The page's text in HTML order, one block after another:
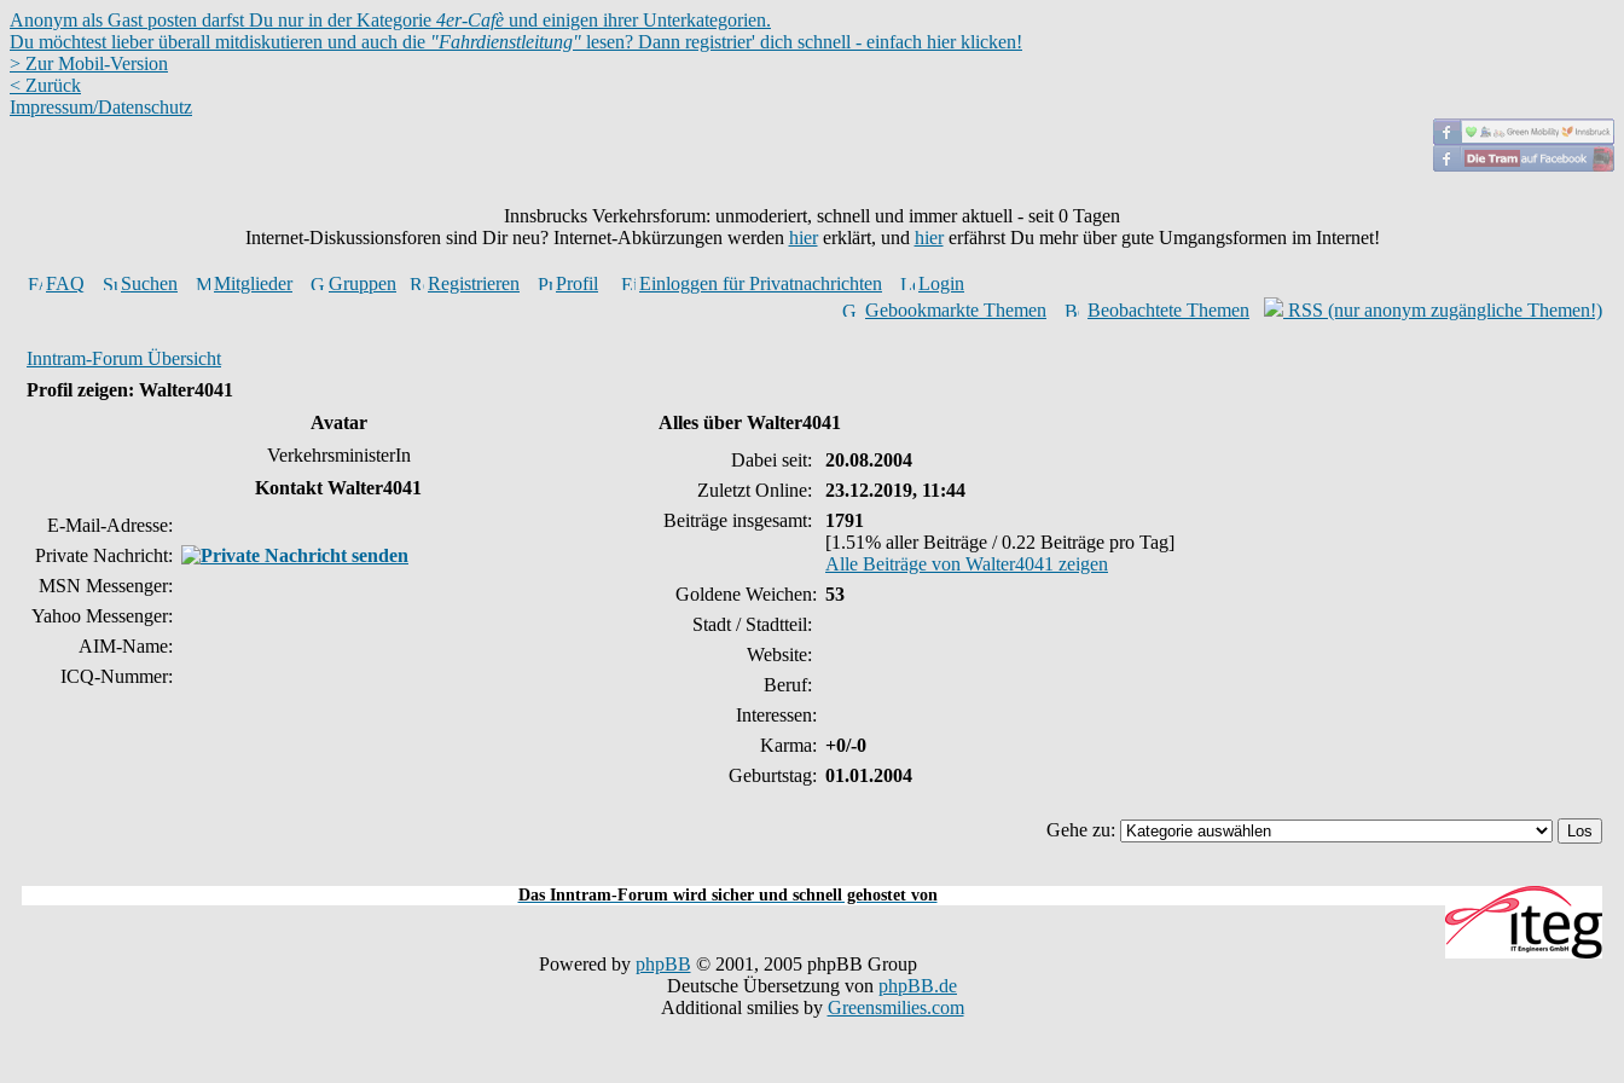
Anonym als Gast posten darfst Du nur in der Kategorie 4er-Cafè und einigen ihrer Unterkategorien.
Du möchtest lieber überall mitdiskutieren und auch die "Fahrdienstleitung" lesen? Dann registrier' dich schnell - einfach hier klicken!
> Zur Mobil-Version
< Zurück
Impressum/Datenschutz
Innsbrucks Verkehrsforum: unmoderiert, schnell und immer aktuell - seit 0 Tagen
Internet-Diskussionsforen sind Dir neu? Internet-Abkürzungen werden hiererklärt, und hiererfährst Du mehr über gute Umgangsformen im Internet!
FAQ Suchen Mitglieder Gruppen Registrieren Profil Einloggen für Privatnachrichten
Login
Gebookmarkte Themen
Beobachtete Themen RSS (nur anonym zugängliche Themen!)
Inntram-Forum Übersicht
Profil zeigen: Walter4041
Avatar
Alles über Walter4041
VerkehrsministerIn
Dabei seit:
20.08.2004
Zuletzt Online:
23.12.2019, 11:44
Beiträge insgesamt:
1791
[1.51% aller Beiträge / 0.22 Beiträge pro Tag]
Alle Beiträge von Walter4041 zeigen
Goldene Weichen: 53
Stadt / Stadtteil:
Website:
Beruf:
Interessen:
Karma: +0/-0
Geburtstag: 01.01.2004
Kontakt Walter4041
E-Mail-Adresse:
Private Nachricht:
MSN Messenger:
Yahoo Messenger:
AIM-Name:
ICQ-Nummer:
Gehe zu:
Das Inntram-Forum wird sicher und schnell gehostet von
Powered by phpBB © 2001, 2005 phpBB Group
Deutsche Übersetzung von phpBB.de
Additional smilies by Greensmilies.com